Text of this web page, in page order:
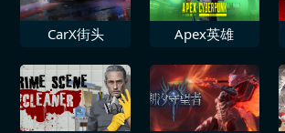
CarX街头 Apex英雄